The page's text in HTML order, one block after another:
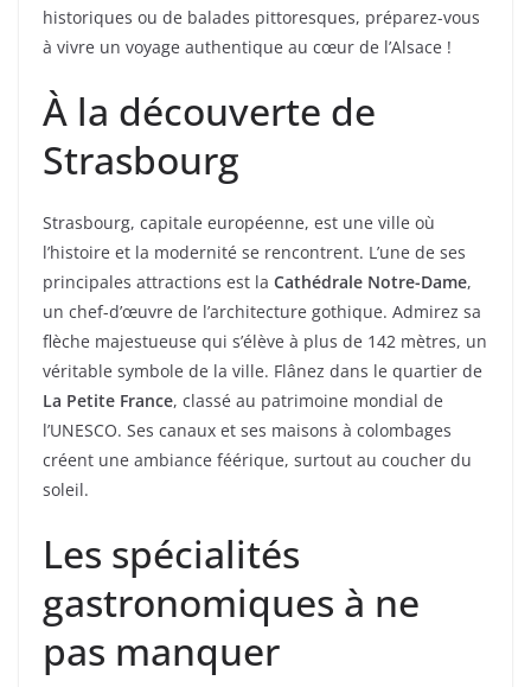
historiques ou de balades pittoresques, préparez-vous
à vivre un voyage authentique au cœur de l’Alsace !
À la découverte de
Strasbourg
Strasbourg, capitale européenne, est une ville où
l’histoire et la modernité se rencontrent. L’une de ses
principales attractions est la Cathédrale Notre-Dame,
un chef-d’œuvre de l’architecture gothique. Admirez sa
flèche majestueuse qui s’élève à plus de 142 mètres, un
véritable symbole de la ville. Flânez dans le quartier de
La Petite France, classé au patrimoine mondial de
l’UNESCO. Ses canaux et ses maisons à colombages
créent une ambiance féérique, surtout au coucher du
soleil.
Les spécialités
gastronomiques à ne
pas manquer